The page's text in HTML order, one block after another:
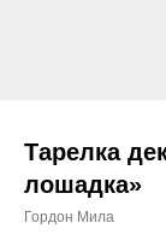
Тарелка
лошадка»
Гордон Мила